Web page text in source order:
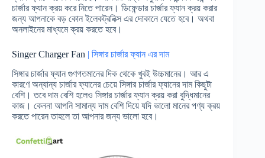
চার্জার ফ্যান ক্রয় করে নিতে পারেন। ডিফেন্ডার চার্জার ফ্যান ক্রয় করার
জন্য আপনাকে বড় কোন ইলেকট্রনিক্স এর দোকানে যেতে হবে। অথবা
অনলাইনের মাধ্যমে ক্রয় করতে হবে।
Singer Charger Fan | সিঙ্গার চার্জার ফ্যান এর দাম
সিঙ্গার চার্জার ফ্যান গুণগতমানের দিক থেকে খুবই উচ্চমানের। আর এ
কারণে অন্যান্য চার্জার ফ্যানের চেয়ে সিঙ্গার চার্জার ফ্যানের দাম কিছুটা
বেশি। তবে দাম বেশি হলেও সিঙ্গার চার্জার ফ্যান ক্রয় করা বুদ্ধিমানের
কাজ। কেননা আপনি সামান্য দাম বেশি দিয়ে যদি ভালো মানের পণ্য ক্রয়
করতে পারেন তাহলে তা আপনার জন্য ভালো হবে।